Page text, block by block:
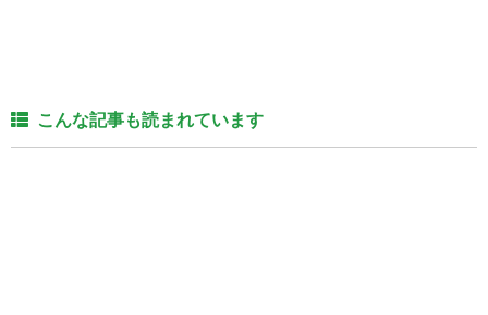
こんな記事も読まれています